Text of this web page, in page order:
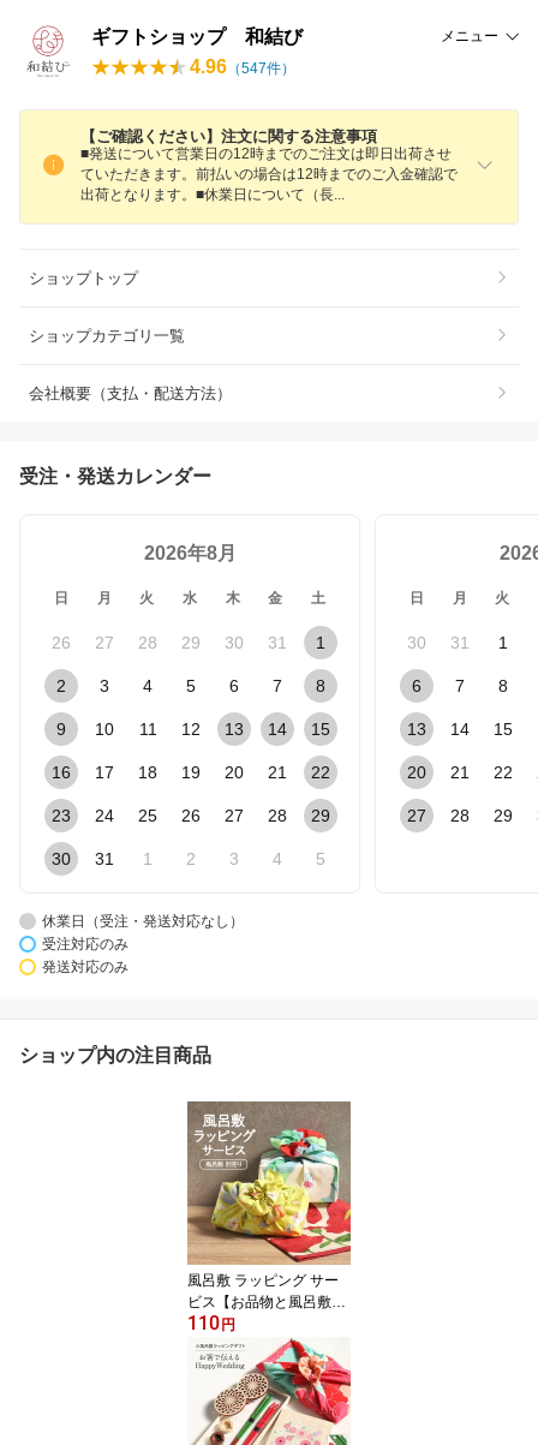
ギフトショップ 和結び メニュー
4.96 （547件）
【ご確認ください】注文に関する注意事項
■発送について営業日の12時までのご注文は即日出荷させ
ていただきます。前払いの場合は12時までのご入金確認で
出荷となります。■休業日について（長
ショップトップ
ショップカテゴリ一覧
会社概要（支払・配送方法）
受注・発送カレンダー
2026年8月
日 月 火 水 木 金 土
26 27 28 29 30 31 1
2 3 4 5 6 7 8
9 10 11 12 13 14 15
16 17 18 19 20 21 22
23 24 25 26 27 28 29
30 31 1 2 3 4 5
日 月 火
30 31 1
6 7 8
13 14 15
20 21 22
27 28 29
休業日（受注・発送対応なし）
受注対応のみ
発送対応のみ
ショップ内の注目商品
風呂敷 ラッピング サー
ビス【お品物と風呂敷と
同時購入専用】 選べる
風呂敷 ギフト プレゼン
ト 贈り物
110 円